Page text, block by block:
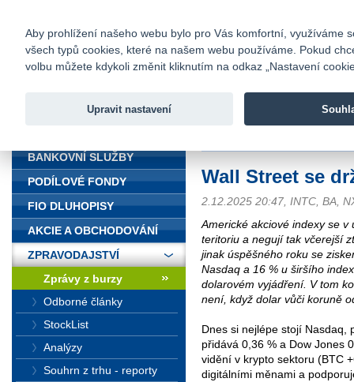
Fio banka
Fio banka
Wall Street se
2.12.2025 20:47, INTC, BA,
Americké akciové indexy se
teritoriu a negují tak včerejší
jinak úspěšného roku se
Nasdaq a 16 % u širšího
dolarovém vyjádření. V tom
není, když dolar vůči koruně
Dnes si nejlépe stojí Nasdaq,
přidává 0,36 % a Dow Jones
vidění v krypto sektoru (BTC
digitálními měnami a
BANKOVNÍ SLUŽBY
PODÍLOVÉ FONDY
FIO DLUHOPISY
AKCIE A OBCHODOVÁNÍ
ZPRAVODAJSTVÍ
Zprávy z burzy
Odborné články
StockList
Analýzy
Souhrn z trhu - reporty
Aby prohlížení našeho webu bylo pro Vás komfortní, využíváme
všech typů cookies, které na našem webu používáme. Pokud
volbu můžete kdykoli změnit kliknutím na odkaz „Nastavení
Upravit nastavení